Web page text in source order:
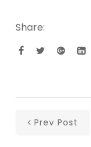
Share:
Prev Post